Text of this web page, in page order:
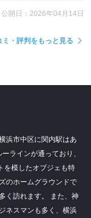
公開日：2026年04月14日
・評判をもっと見る
浜市中区に関内駅はあ
ラインが通っており、
を模したオブジェも特
のホームグラウンドで
く訪れます。 また、神
ネスマンも多く、横浜